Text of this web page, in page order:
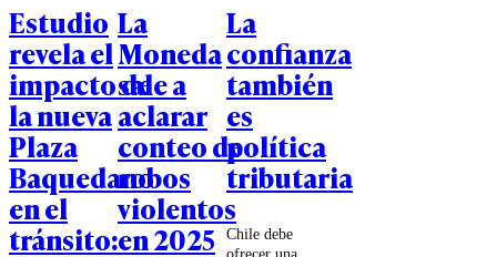
Estudio
revela el
impacto de
la nueva
Plaza
Baquedano
en el
tránsito:
La
Moneda
sale a
aclarar
conteo de
robos
violentos
en 2025
La
confianza
también
es
política
tributaria
Chile debe
ofrecer una